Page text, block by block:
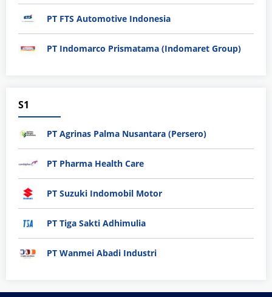
PT FTS Automotive Indonesia
PT Indomarco Prismatama (Indomaret Group)
S1
PT Agrinas Palma Nusantara (Persero)
PT Pharma Health Care
PT Suzuki Indomobil Motor
PT Tiga Sakti Adhimulia
PT Wanmei Abadi Industri